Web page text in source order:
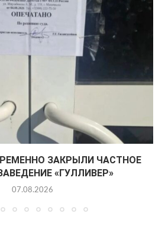
ЗАКРЫЛИ ЧАСТНОЕ
«ГУЛЛИВЕР»
07.08.2026